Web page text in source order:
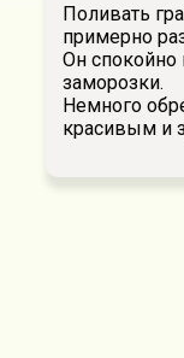
Поливать
примерно
Он спокойно
заморозки.
Немного
красивым и